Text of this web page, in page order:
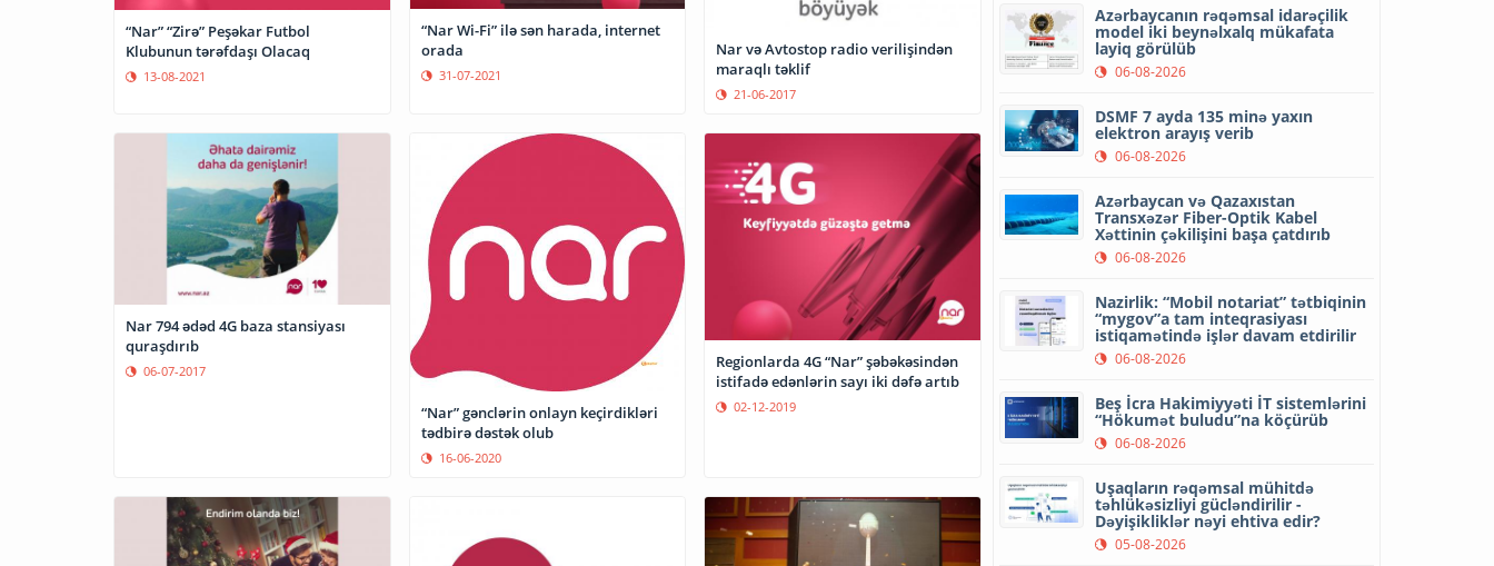
“Nar” “Zirə” Peşəkar Futbol
Klubunun tərəfdaşı Olacaq
13-08-2021
“Nar Wi-Fi” ilə sən harada, internet
orada
31-07-2021
Nar və Avtostop radio verilişindən
maraqlı təklif
21-06-2017
Nar 794 ədəd 4G baza stansiyası
quraşdırıb
06-07-2017
“Nar” gənclərin onlayn keçirdikləri
tədbirə dəstək olub
16-06-2020
Regionlarda 4G “Nar” şəbəkəsindən
istifadə edənlərin sayı iki dəfə artıb
02-12-2019
Azərbaycanın rəqəmsal idarəçilik
model iki beynəlxalq mükafata
layiq görülüb
06-08-2026
DSMF 7 ayda 135 minə yaxın
elektron arayış verib
06-08-2026
Azərbaycan və Qazaxıstan
Transxəzər Fiber-Optik Kabel
Xəttinin çəkilişini başa çatdırıb
06-08-2026
Nazirlik: “Mobil notariat” tətbiqinin
“mygov”a tam inteqrasiyası
istiqamətində işlər davam etdirilir
06-08-2026
Beş İcra Hakimiyyəti İT sistemlərini
“Hökumət buludu”na köçürüb
06-08-2026
Uşaqların rəqəmsal mühitdə
təhlükəsizliyi gücləndirilir -
Dəyişikliklər nəyi ehtiva edir?
05-08-2026